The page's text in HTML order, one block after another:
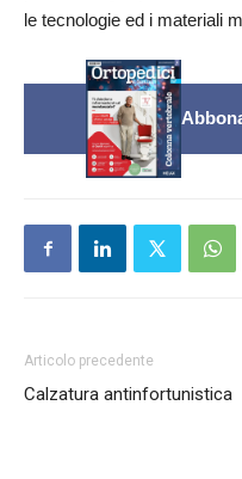
le tecnologie ed i materiali
Articolo precedente
Calzatura antinfortunistica